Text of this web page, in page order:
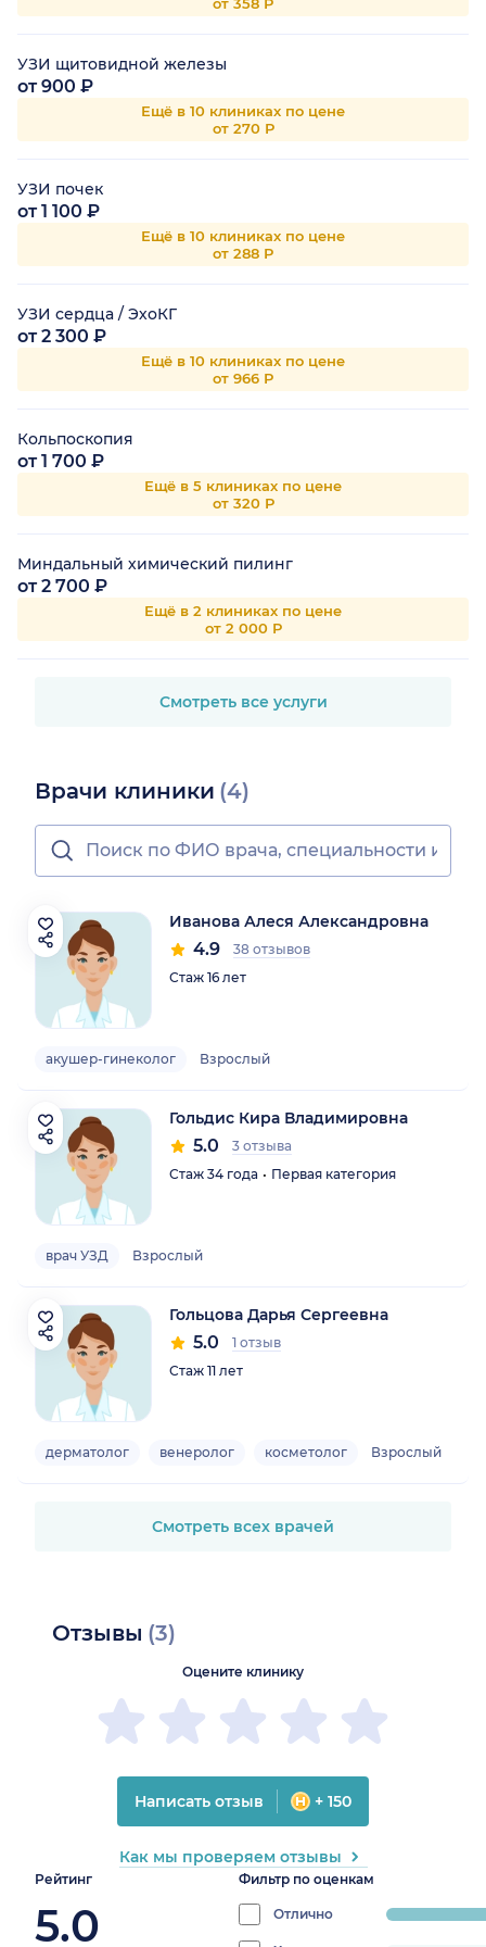
от 358 Р
УЗИ щитовидной железы
от 900 ₽
Ещё в 10 клиниках по цене
от 270 Р
УЗИ почек
от 1 100 ₽
Ещё в 10 клиниках по цене
от 288 Р
УЗИ сердца / ЭхоКГ
от 2 300 ₽
Ещё в 10 клиниках по цене
от 966 Р
Кольпоскопия
от 1 700 ₽
Ещё в 5 клиниках по цене
от 320 Р
Миндальный химический пилинг
от 2 700 ₽
Ещё в 2 клиниках по цене
от 2 000 Р
Смотреть все услуги
Врачи клиники (4)
Иванова Алеся Александровна
4.9
38 отзывов
Стаж 16 лет
акушер-гинеколог Взрослый
Гольдис Кира Владимировна
5.0
3 отзыва
Стаж 34 года
Первая категория
врач УЗД Взрослый
Гольцова Дарья Сергеевна
5.0
1 отзыв
Стаж 11 лет
дерматолог венеролог косметолог Взрослый
Смотреть всех врачей
Отзывы (3)
Рейтинг
5.0
Фильтр по оценкам
Отлично
progress:
Оцените клинику
Написать отзыв + 150
Как мы проверяем отзывы